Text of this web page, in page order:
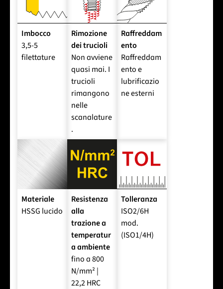
Imbocco
3,5-5
filettature
Rimozione
dei trucioli
Non avviene
quasi mai. I
trucioli
rimangono
nelle
scanalature
.
Raffreddam
ento
Raffreddam
ento e
lubrificazio
ne esterni
Materiale
HSSG lucido
Resistenza
alla
trazione a
temperatur
a ambiente
fino a 800
N/mm² |
22,2 HRC
Tolleranza
ISO2/6H
mod.
(ISO1/4H)